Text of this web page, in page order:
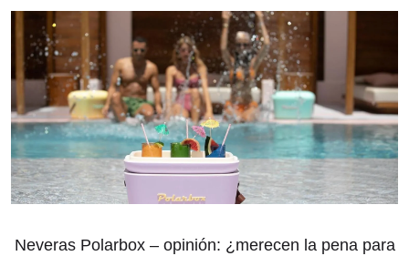
Neveras Polarbox – opinión: ¿merecen la pena para